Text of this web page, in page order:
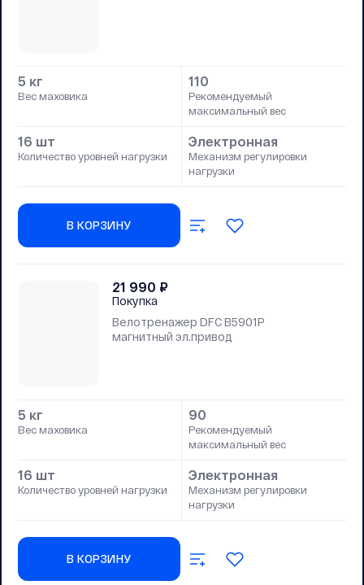
5 кг
Вес маховика
110
Рекомендуемый
максимальный вес
16 шт
Количество уровней нагрузки
Электронная
Механизм регулировки
нагрузки
В КОРЗИНУ
21 990 ₽
Покупка
Велотренажер DFC B5901P
магнитный эл.привод
5 кг
Вес маховика
90
Рекомендуемый
максимальный вес
16 шт
Количество уровней нагрузки
Электронная
Механизм регулировки
нагрузки
В КОРЗИНУ